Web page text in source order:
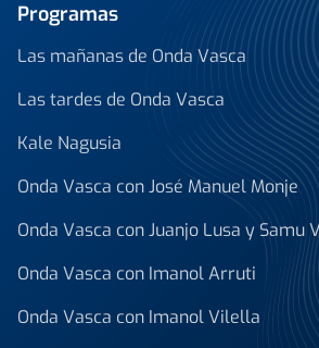
Programas
Las mañanas de Onda Vasca
Las tardes de Onda Vasca
Kale Nagusia
Onda Vasca con José Manuel Monje
Onda Vasca con Juanjo Lusa y Samu
Onda Vasca con Imanol Arruti
Onda Vasca con Imanol Vilella